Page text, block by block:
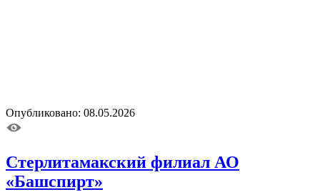
Опубликовано: 08.05.2026
Стерлитамакский филиал АО
«Башспирт»